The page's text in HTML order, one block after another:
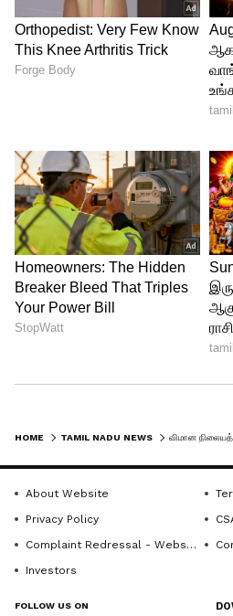
இல்லாத
தெரியவந்தது.
இருந்து ரூ.32 லட்சத்து
மதிப்புள்ள 1285
Heat Wave : மீண்டும்
வெயில்... 3 டிகிரி
அதிகரிக்கும் - ஷாக்
மையம்
HOME TAMIL NADU NEWS
About Website
Privacy Policy
Complaint Redressal - Website
Investors
FOLLOW US ON